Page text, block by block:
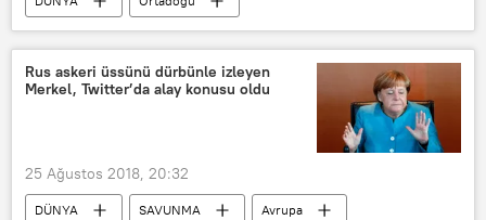
SAVUNMA
Haberler
POLİTİKA
Rusya
Suriye
Velid Muallim
Riyad Haddad
Rus askeri üssünü dürbünle izleyen
Merkel, Twitter’da alay konusu oldu
25 Ağustos 2018, 20:32
DÜNYA SAVUNMA
Avrupa